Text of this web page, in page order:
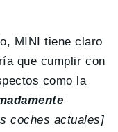
MINI tiene claro
que cumplir con
como la
coches actuales]